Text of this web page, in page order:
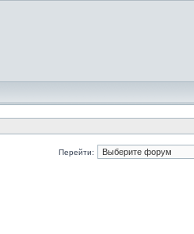
Перейти: